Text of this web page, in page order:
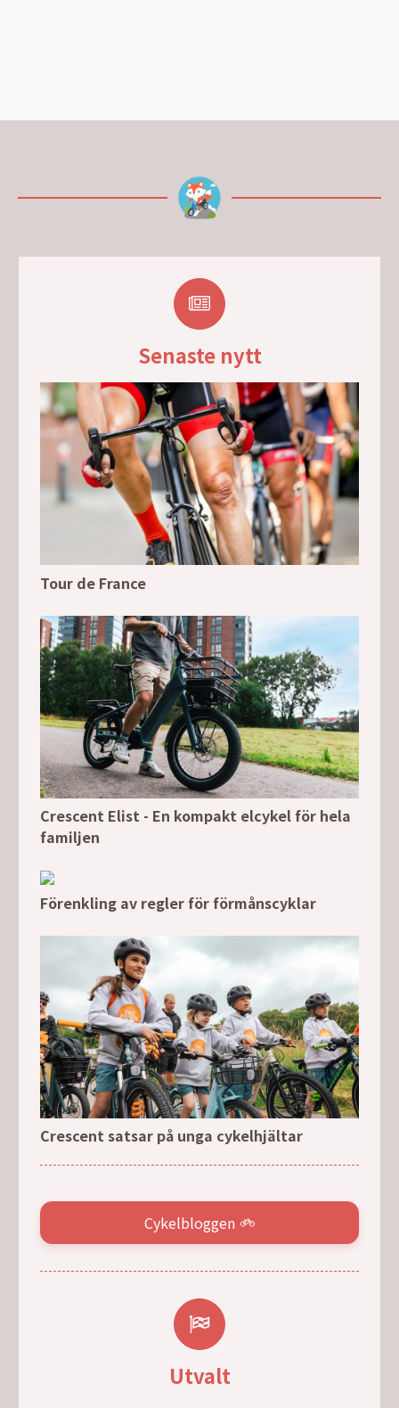
Senaste nytt
Tour de France
Crescent Elist - En kompakt elcykel för hela
familjen
Förenkling av regler för förmånscyklar
Crescent satsar på unga cykelhjältar
Cykelbloggen
Utvalt